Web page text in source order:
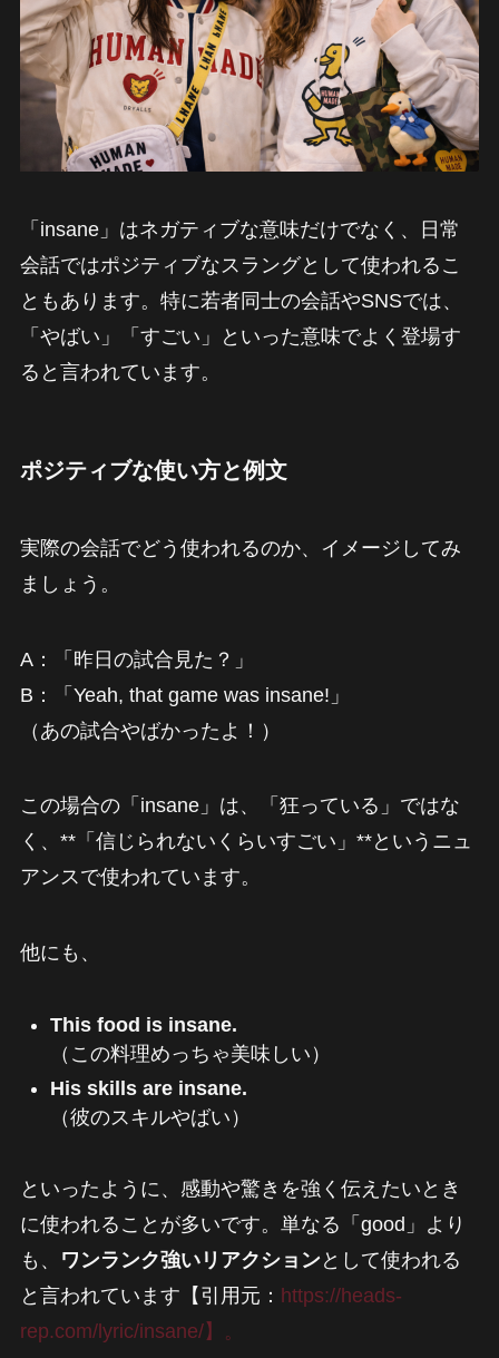
「insane」はネガティブな意味だけでなく、日常
会話ではポジティブなスラングとして使われるこ
ともあります。特に若者同士の会話やSNSでは、
「やばい」「すごい」といった意味でよく登場す
ると言われています。
ポジティブな使い方と例文
実際の会話でどう使われるのか、イメージしてみ
ましょう。
A：「昨日の試合見た？」
B：「Yeah, that game was insane!」
（あの試合やばかったよ！）
この場合の「insane」は、「狂っている」ではな
く、**「信じられないくらいすごい」**というニュ
アンスで使われています。
他にも、
This food is insane.
（この料理めっちゃ美味しい）
His skills are insane.
（彼のスキルやばい）
といったように、感動や驚きを強く伝えたいとき
に使われることが多いです。単なる「good」より
も、
ワンランク強いリアクションとして使われる
と言われています【引用元： https://heads-
rep.com/lyric/insane/】。